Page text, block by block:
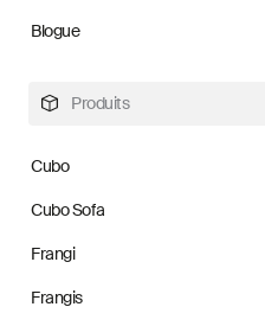
Blogue
Produits
Cubo
Cubo Sofa
Frangi
Frangis